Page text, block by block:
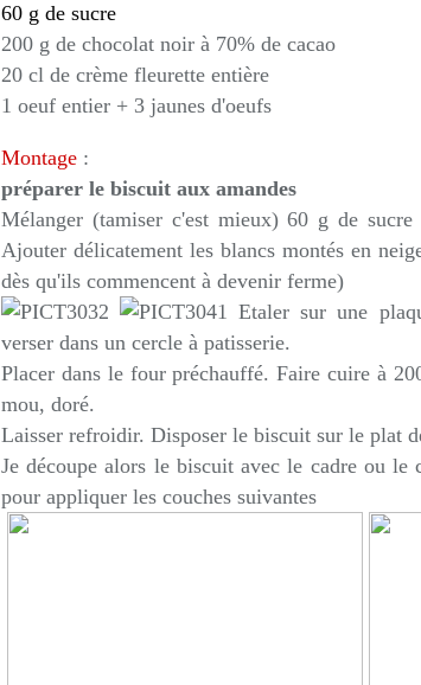
60 g de sucre
200 g de chocolat noir à 70% de cacao
20 cl de crème fleurette entière
1 oeuf entier + 3 jaunes d'oeufs
Montage :
préparer le biscuit aux amandes
Mélanger (tamiser c'est mieux) 60 g de
Ajouter délicatement les blancs montés en
dès qu'ils commencent à devenir ferme)
Etaler sur une
verser dans un cercle à patisserie.
Placer dans le four préchauffé. Faire cuire à
mou, doré.
Laisser refroidir. Disposer le biscuit sur le plat
Je découpe alors le biscuit avec le cadre ou le
pour appliquer les couches suivantes